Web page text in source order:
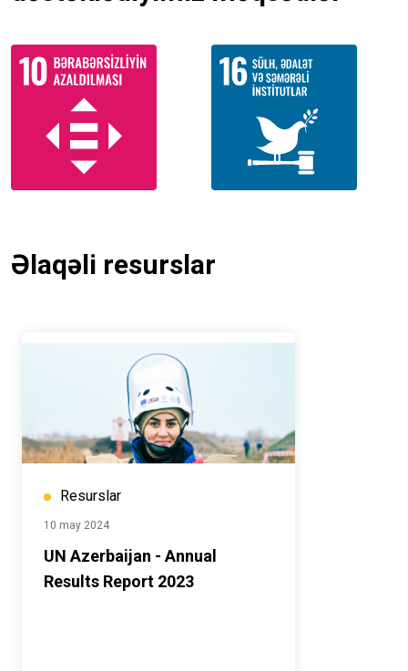
Əlaqəli resurslar
Resurslar
10 may 2024
UN Azerbaijan - Annual
Results Report 2023